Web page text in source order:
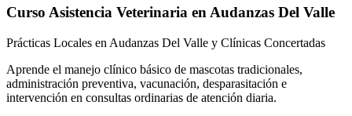
Curso Asistencia Veterinaria en Audanzas Del Valle
Prácticas Locales en Audanzas Del Valle y Clínicas Concertadas
Aprende el manejo clínico básico de mascotas tradicionales,
administración preventiva, vacunación, desparasitación e
intervención en consultas ordinarias de atención diaria.